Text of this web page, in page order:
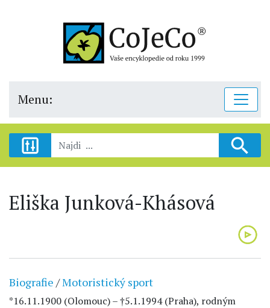
Menu:
Eliška Junková-Khásová
Biografie /Motoristický sport
*16.11.1900 (Olomouc) – †5.1.1994 (Praha), rodným